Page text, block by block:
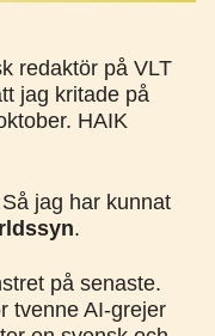
redaktör på VLT
jag kritade på
HAIK
jag har kunnat
.
på senaste.
tvenne AI-grejer